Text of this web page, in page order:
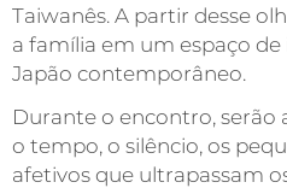
Taiwanês. A partir desse
a família em um espaço
Japão contemporâneo.
Durante o encontro,
o tempo, o silêncio, os
afetivos que ultrapassam